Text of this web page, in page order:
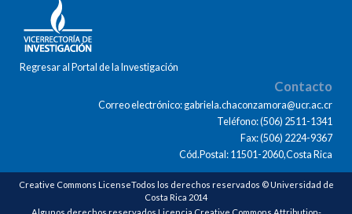
Regresar al Portal de la Investigación
Contacto
Correo electrónico: gabriela.chaconzamora@ucr.ac.cr
Teléfono: (506) 2511-1341
Fax: (506) 2224-9367
Cód.Postal: 11501-2060,Costa Rica
Creative Commons LicenseTodos los derechos reservados © Universidad de
Costa Rica 2014